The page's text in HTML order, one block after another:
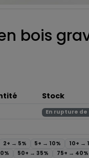
bois
Stock
En rupture
2+ → 5% 5+ → 10% 10+ →
50+ →35% 75+ → 40%